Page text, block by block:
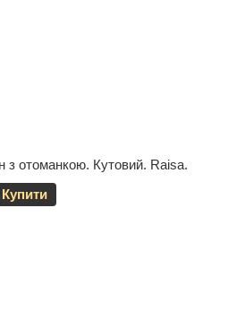
отоманкою. Кутовий. Raisa.
Купити